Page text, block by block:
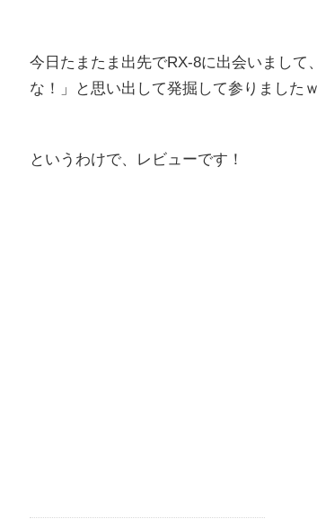
今日たまたま出先でRX-8に出会いまして
な！」と思い出して発掘して参りましたｗ
というわけで、レビューです！